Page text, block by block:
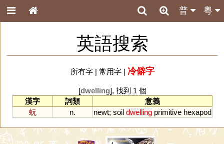
粵
普
英語搜索
所有字| 常用字| 冷僻字
[dwelling], 找到 1 個
漢字
詞類
意義
蚖
n. newt; soil dwelling primitive hexapod